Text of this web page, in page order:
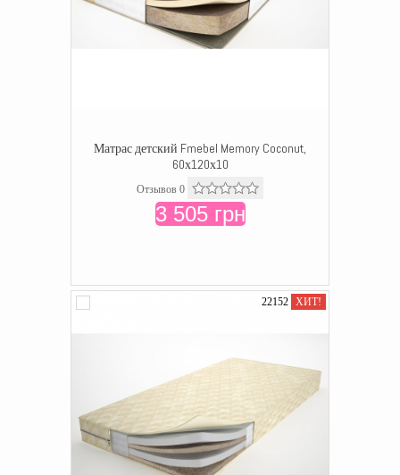
Матрас детский Fmebel Memory Coconut,
60х120х10
Отзывов 0
3 505 грн
22152 ХИТ!